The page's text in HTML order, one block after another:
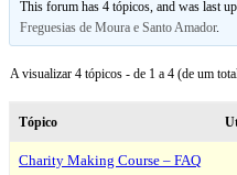
This forum has 4 tópicos, and was last
Freguesias de Moura e Santo Amador.
A visualizar 4 tópicos - de 1 a 4 (de um
Tópico
Charity Making Course – FAQ